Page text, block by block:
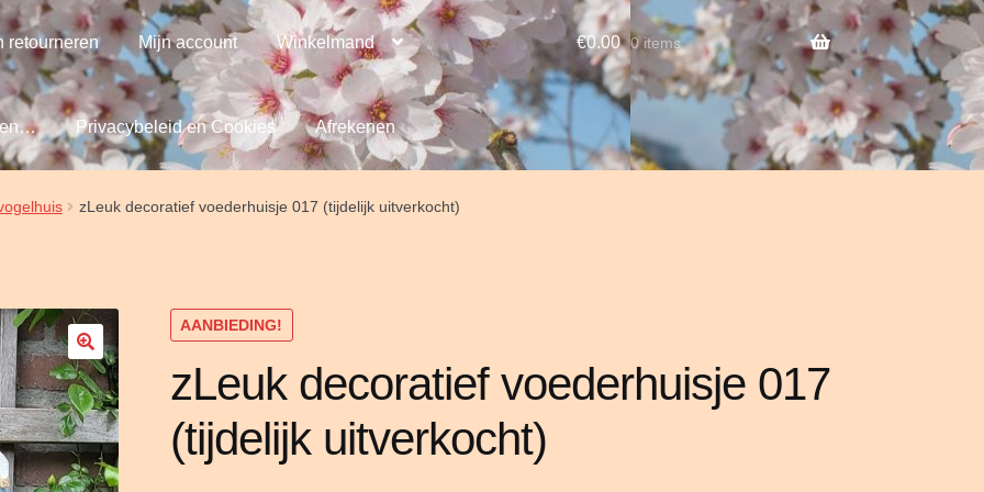
retourneren Mijn account Winkelmand
Privacybeleid en Cookies Afrekenen
€0.00 0 items
zLeuk decoratief voederhuisje 017 (tijdelijk uitverkocht)
AANBIEDING!
zLeuk decoratief voederhuisje 017
(tijdelijk uitverkocht)